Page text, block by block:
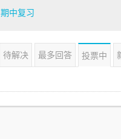
期中复习
待解决 最多回答 投票中